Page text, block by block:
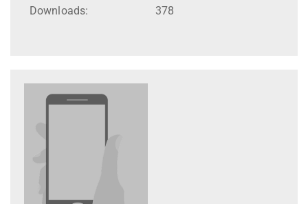
Downloads: 378